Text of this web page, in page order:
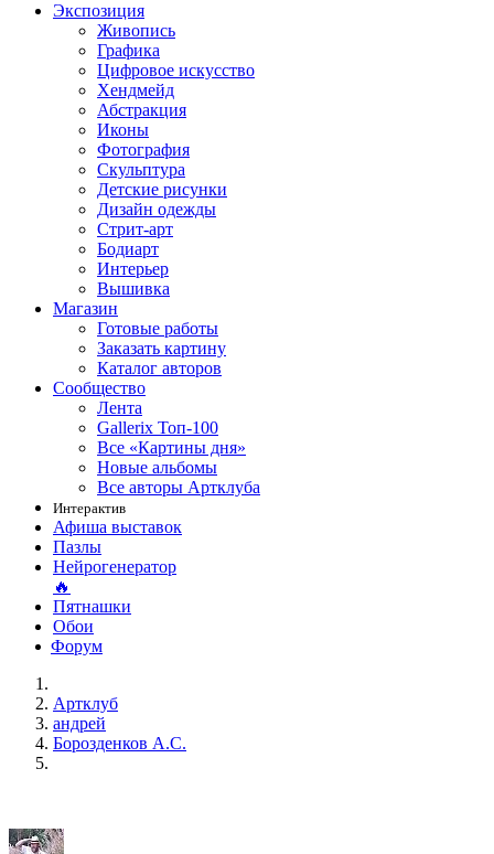
Экспозиция
Живопись
Графика
Цифровое искусство
Хендмейд
Абстракция
Иконы
Фотография
Скульптура
Детские рисунки
Дизайн одежды
Стрит-арт
Бодиарт
Интерьер
Вышивка
Магазин
Готовые работы
Заказать картину
Каталог авторов
Сообщество
Лента
Gallerix Топ-100
Все «Картины дня»
Новые альбомы
Все авторы Артклуба
Интерактив
Афиша выставок
Пазлы
Нейрогенератор
🔥
Пятнашки
Обои
Форум
Артклуб
андрей
Борозденков А.С.